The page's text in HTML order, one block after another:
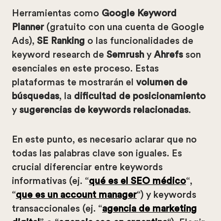
Herramientas como Google Keyword
Planner(gratuito con una cuenta de Google
Ads), SE Ranking o las funcionalidades de
keyword research de Semrush y Ahrefs son
esenciales en este proceso. Estas
plataformas te mostrarán el volumen de
búsquedas, la dificultad de posicionamiento
y sugerencias de keywords relacionadas.
En este punto, es necesario aclarar que no
todas las palabras clave son iguales. Es
crucial diferenciar entre keywords
informativas (ej. “qué es el SEO médico“,
“que es un account manager“) y keywords
transaccionales (ej. “agencia de marketing